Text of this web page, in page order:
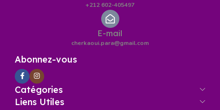
+212 602-405497
E-mail
cherkaoui.para@gmail.com
Abonnez-vous
Catégories
Liens Utiles